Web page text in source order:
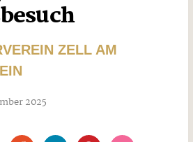
ZELL AM
2025